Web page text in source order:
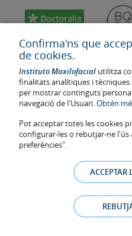
Última actualització: 2023
Num. d'autorització de centre
La informació present a la web
relació metge-pacient. En cas de
apareixen a la web estan
retiraran a qualsevol moment a
Confirma'ns que
de cookies.
Instituto Maxilofacial utilitza
finalitats analítiques i
per mostrar continguts
navegació de l'Usuari.Obtén
Pot acceptar totes les cookies
configurar-les o rebutjar-ne l'ús
preferències".
ACCEPTAR